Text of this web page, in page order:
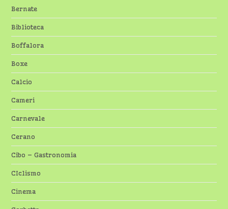
Bernate
Biblioteca
Boffalora
Boxe
Calcio
Cameri
Carnevale
Cerano
Cibo – Gastronomia
CIclismo
Cinema